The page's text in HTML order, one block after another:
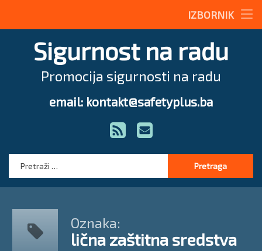
IZBORNIK
Radne upute
Magazin
Stručna pomoć
Sigurnost na radu
Promocija sigurnosti na radu
email: kontakt@safetyplus.ba
RSS E-mail
Oznaka:
lična zaštitna sredstva